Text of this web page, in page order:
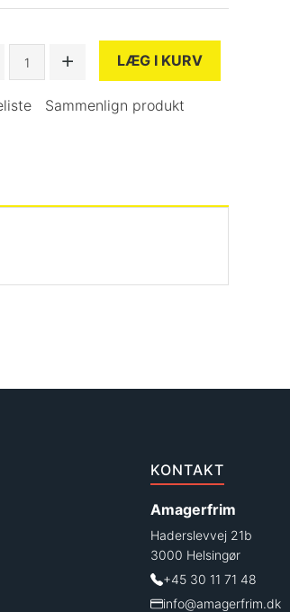
LÆG I KURV
Sammenlign produkt
KONTAKT
Amagerfrim
Haderslevvej 21b
3000 Helsingør
+45 30 11 71 48
info@amagerfrim.dk